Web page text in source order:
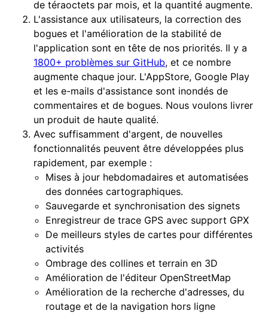
de téraoctets par mois, et la quantité augmente.
L'assistance aux utilisateurs, la correction des
bogues et l'amélioration de la stabilité de
l'application sont en tête de nos priorités. Il y a
1800+ problèmes sur GitHub, et ce nombre
augmente chaque jour. L'AppStore, Google Play
et les e-mails d'assistance sont inondés de
commentaires et de bogues. Nous voulons livrer
un produit de haute qualité.
Avec suffisamment d'argent, de nouvelles
fonctionnalités peuvent être développées plus
rapidement, par exemple :
Mises à jour hebdomadaires et automatisées
des données cartographiques.
Sauvegarde et synchronisation des signets
Enregistreur de trace GPS avec support GPX
De meilleurs styles de cartes pour différentes
activités
Ombrage des collines et terrain en 3D
Amélioration de l'éditeur OpenStreetMap
Amélioration de la recherche d'adresses, du
routage et de la navigation hors ligne